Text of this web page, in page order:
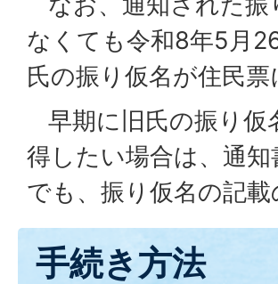
なくても令和8年5月
氏の振り仮名が住民
早期に旧氏の振り仮
得したい場合は、通
でも、振り仮名の記
手続き方法